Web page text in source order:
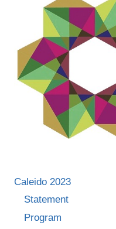
Caleido 2023
Statement
Program